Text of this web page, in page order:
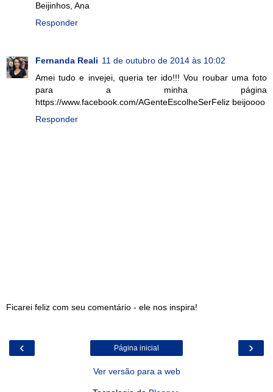
Beijinhos, Ana
Responder
Fernanda Reali 11 de outubro de 2014 às 10:02
Amei tudo e invejei, queria ter ido!!! Vou roubar uma foto
para a minha página
https://www.facebook.com/AGenteEscolheSerFeliz beijoooo
Responder
Ficarei feliz com seu comentário - ele nos inspira!
‹ ›
Página inicial
Ver versão para a web